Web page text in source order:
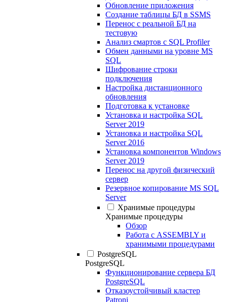
Обновление приложения
Создание таблицы БД в SSMS
Перенос с реальной БД на
тестовую
Анализ смартов с SQL Profiler
Обмен данными на уровне MS
SQL
Шифрование строки
подключения
Настройка дистанционного
обновления
Подготовка к установке
Установка и настройка SQL
Server 2019
Установка и настройка SQL
Server 2016
Установка компонентов Windows
Server 2019
Перенос на другой физический
сервер
Резервное копирование MS SQL
Server
Хранимые процедуры
Хранимые процедуры
Обзор
Работа с ASSEMBLY и
хранимыми процедурами
PostgreSQL
PostgreSQL
Функционирование сервера БД
PostgreSQL
Отказоустойчивый кластер
Patroni